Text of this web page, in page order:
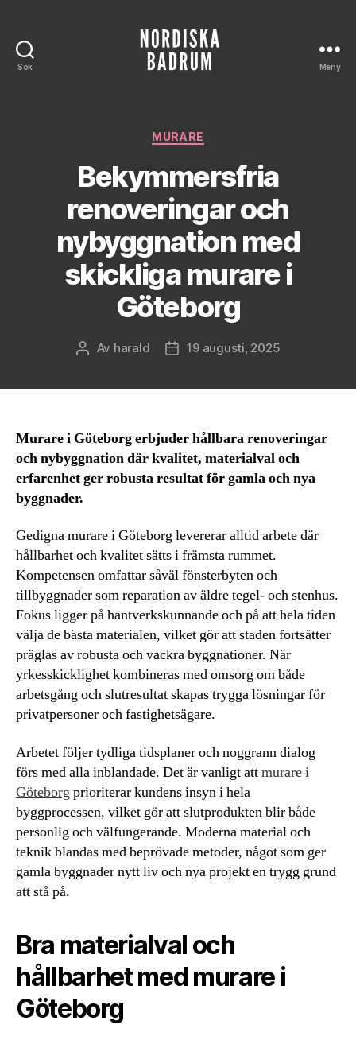
Sök Meny
Kategorier
MURARE
Bekymmersfria
renoveringar och
nybyggnation med
skickliga murare i
Göteborg
Inläggsförfattare
Av harald Inläggsdatum
19 augusti, 2025
Murare i Göteborg erbjuder hållbara renoveringar
och nybyggnation där kvalitet, materialval och
erfarenhet ger robusta resultat för gamla och nya
byggnader.
Gedigna murare i Göteborg levererar alltid arbete där
hållbarhet och kvalitet sätts i främsta rummet.
Kompetensen omfattar såväl fönsterbyten och
tillbyggnader som reparation av äldre tegel- och stenhus.
Fokus ligger på hantverkskunnande och på att hela tiden
välja de bästa materialen, vilket gör att staden fortsätter
präglas av robusta och vackra byggnationer. När
yrkesskicklighet kombineras med omsorg om både
arbetsgång och slutresultat skapas trygga lösningar för
privatpersoner och fastighetsägare.
Arbetet följer tydliga tidsplaner och noggrann dialog
förs med alla inblandade. Det är vanligt attmurare i
Göteborg prioriterar kundens insyn i hela
byggprocessen, vilket gör att slutprodukten blir både
personlig och välfungerande. Moderna material och
teknik blandas med beprövade metoder, något som ger
gamla byggnader nytt liv och nya projekt en trygg grund
att stå på.
Bra materialval och
hållbarhet med murare i
Göteborg